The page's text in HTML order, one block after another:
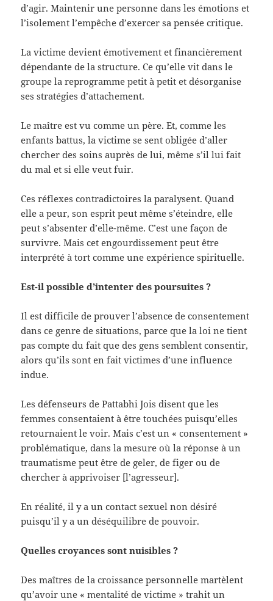
d’agir. Maintenir une personne dans les émotions et
l’isolement l’empêche d’exercer sa pensée critique.
La victime devient émotivement et financièrement
dépendante de la structure. Ce qu’elle vit dans le
groupe la reprogramme petit à petit et désorganise
ses stratégies d’attachement.
Le maître est vu comme un père. Et, comme les
enfants battus, la victime se sent obligée d’aller
chercher des soins auprès de lui, même s’il lui fait
du mal et si elle veut fuir.
Ces réflexes contradictoires la paralysent. Quand
elle a peur, son esprit peut même s’éteindre, elle
peut s’absenter d’elle-même. C’est une façon de
survivre. Mais cet engourdissement peut être
interprété à tort comme une expérience spirituelle.
Est-il possible d’intenter des poursuites ?
Il est difficile de prouver l’absence de consentement
dans ce genre de situations, parce que la loi ne tient
pas compte du fait que des gens semblent consentir,
alors qu’ils sont en fait victimes d’une influence
indue.
Les défenseurs de Pattabhi Jois disent que les
femmes consentaient à être touchées puisqu’elles
retournaient le voir. Mais c’est un « consentement »
problématique, dans la mesure où la réponse à un
traumatisme peut être de geler, de figer ou de
chercher à apprivoiser [l’agresseur].
En réalité, il y a un contact sexuel non désiré
puisqu’il y a un déséquilibre de pouvoir.
Quelles croyances sont nuisibles ?
Des maîtres de la croissance personnelle martèlent
qu’avoir une « mentalité de victime » trahit un